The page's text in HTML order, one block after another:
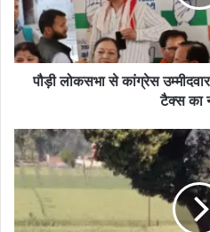
पौड़ी लोकसभा से कांग्रेस
टैक्स का